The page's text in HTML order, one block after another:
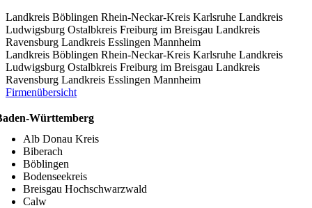
Landkreis Böblingen Rhein-Neckar-Kreis Karlsruhe Landkreis
Ludwigsburg Ostalbkreis Freiburg im Breisgau Landkreis
Ravensburg Landkreis Esslingen Mannheim
Landkreis Böblingen Rhein-Neckar-Kreis Karlsruhe Landkreis
Ludwigsburg Ostalbkreis Freiburg im Breisgau Landkreis
Ravensburg Landkreis Esslingen Mannheim
Firmenübersicht
Württemberg
Alb Donau Kreis
Biberach
Böblingen
Bodenseekreis
Breisgau Hochschwarzwald
Calw